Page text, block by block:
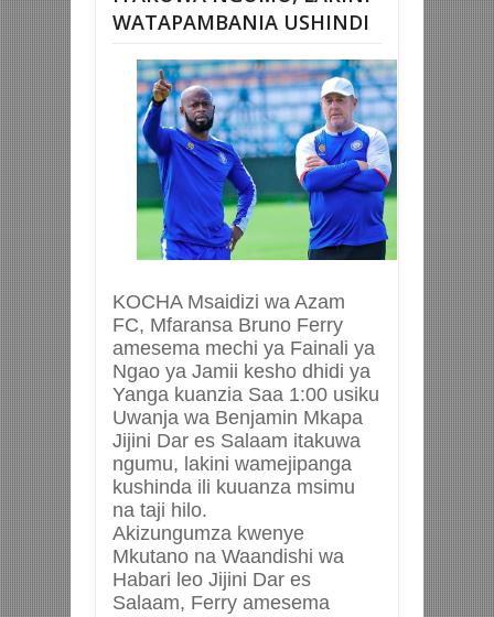
WATAPAMBANIA USHINDI
KOCHA Msaidizi wa Azam
FC, Mfaransa Bruno Ferry
amesema mechi ya Fainali ya
Ngao ya Jamii kesho dhidi ya
Yanga kuanzia Saa 1:00 usiku
Uwanja wa Benjamin Mkapa
Jijini Dar es Salaam itakuwa
ngumu, lakini wamejipanga
kushinda ili kuuanza msimu
na taji hilo.
Akizungumza kwenye
Mkutano na Waandishi wa
Habari leo Jijini Dar es
Salaam, Ferry amesema